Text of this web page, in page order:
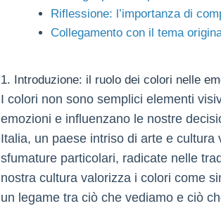
Riflessione: l’importanza di
Collegamento con il tema
1. Introduzione: il ruolo dei colori nelle
I colori non sono semplici elementi
emozioni e influenzano le nostre
Italia, un paese intriso di arte e
sfumature particolari, radicate nelle
nostra cultura valorizza i colori come
un legame tra ciò che vediamo e ciò